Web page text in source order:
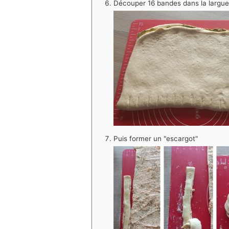
Découper 16 bandes dans la
Puis former un "escargot"